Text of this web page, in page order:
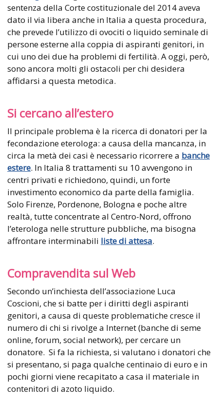
sentenza della Corte costituzionale del 2014 aveva
dato il via libera anche in Italia a questa procedura,
che prevede l’utilizzo di ovociti o liquido seminale di
persone esterne alla coppia di aspiranti genitori, in
cui uno dei due ha problemi di fertilità. A oggi, però,
sono ancora molti gli ostacoli per chi desidera
affidarsi a questa metodica.
Si cercano all’estero
Il principale problema è la ricerca di donatori per la
fecondazione eterologa: a causa della mancanza, in
circa la metà dei casi è necessario ricorrere a banche
estere. In Italia 8 trattamenti su 10 avvengono in
centri privati e richiedono, quindi, un forte
investimento economico da parte della famiglia.
Solo Firenze, Pordenone, Bologna e poche altre
realtà, tutte concentrate al Centro-Nord, offrono
l’eterologa nelle strutture pubbliche, ma bisogna
affrontare interminabili liste di attesa.
Compravendita sul Web
Secondo un’inchiesta dell’associazione Luca
Coscioni, che si batte per i diritti degli aspiranti
genitori, a causa di queste problematiche cresce il
numero di chi si rivolge a Internet (banche di seme
online, forum, social network), per cercare un
donatore. Si fa la richiesta, si valutano i donatori che
si presentano, si paga qualche centinaio di euro e in
pochi giorni viene recapitato a casa il materiale in
contenitori di azoto liquido.